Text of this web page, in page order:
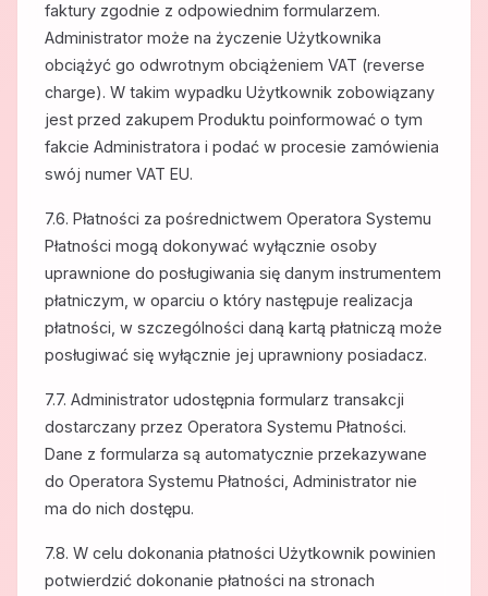
faktury zgodnie z odpowiednim formularzem.
Administrator może na życzenie Użytkownika
obciążyć go odwrotnym obciążeniem VAT (reverse
charge). W takim wypadku Użytkownik zobowiązany
jest przed zakupem Produktu poinformować o tym
fakcie Administratora i podać w procesie zamówienia
swój numer VAT EU.
7.6. Płatności za pośrednictwem Operatora Systemu
Płatności mogą dokonywać wyłącznie osoby
uprawnione do posługiwania się danym instrumentem
płatniczym, w oparciu o który następuje realizacja
płatności, w szczególności daną kartą płatniczą może
posługiwać się wyłącznie jej uprawniony posiadacz.
7.7. Administrator udostępnia formularz transakcji
dostarczany przez Operatora Systemu Płatności.
Dane z formularza są automatycznie przekazywane
do Operatora Systemu Płatności, Administrator nie
ma do nich dostępu.
7.8. W celu dokonania płatności Użytkownik powinien
potwierdzić dokonanie płatności na stronach